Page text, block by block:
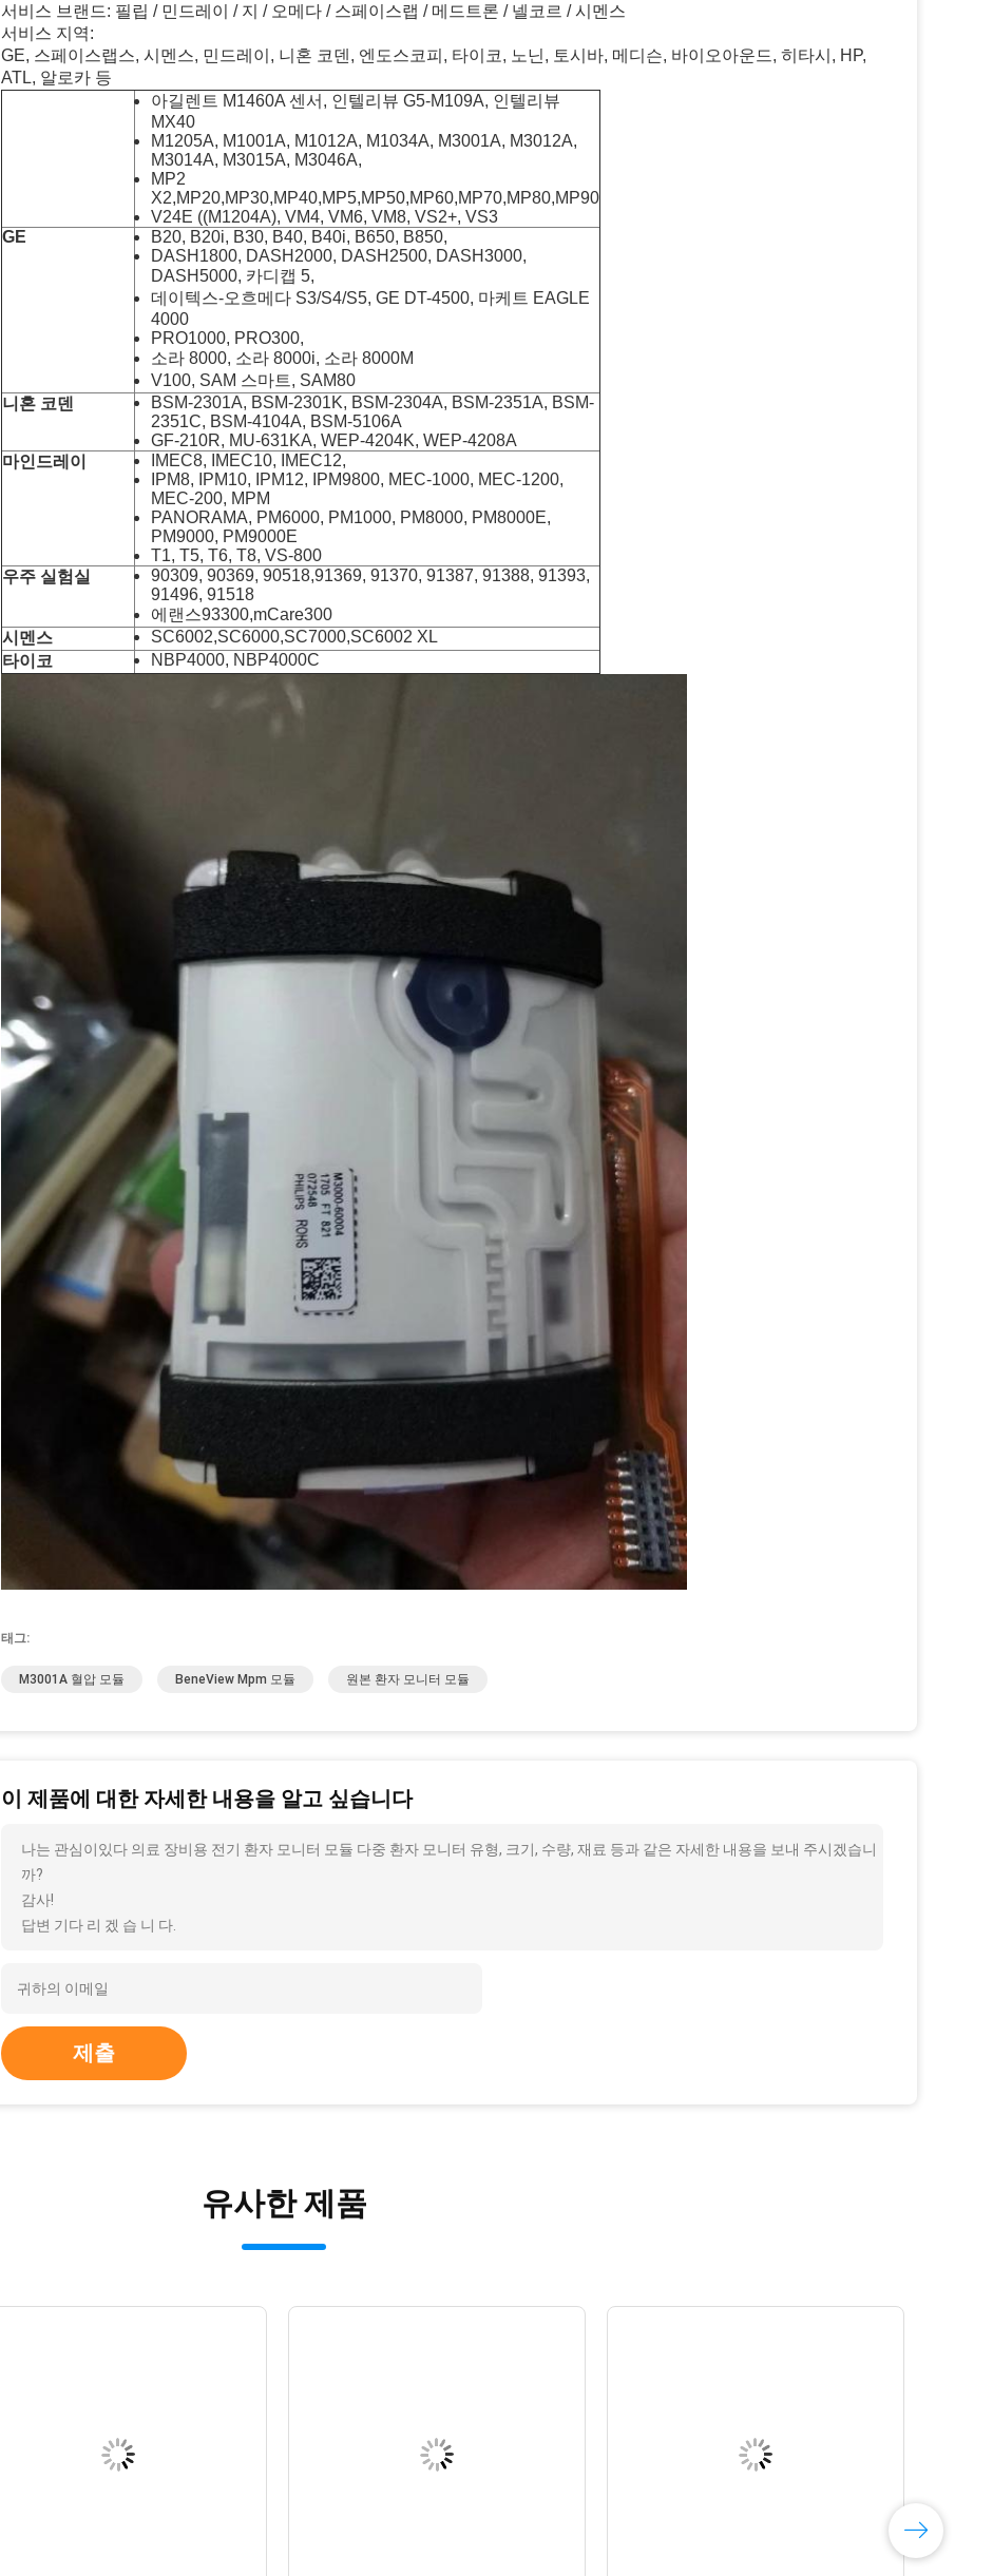
서비스 브랜드: 필립 / 민드레이 / 지 / 오메다 / 스페이스랩 / 메드트론 / 넬코르 / 시멘스
서비스 지역:
GE, 스페이스랩스, 시멘스, 민드레이, 니혼 코덴, 엔도스코피, 타이코, 노닌, 토시바, 메디슨, 바이오아운드, 히타시, HP,
ATL, 알로카 등
아길렌트 M1460A 센서, 인텔리뷰 G5-M109A, 인텔리뷰
MX40
M1205A, M1001A, M1012A, M1034A, M3001A, M3012A,
M3014A, M3015A, M3046A,
MP2
X2,MP20,MP30,MP40,MP5,MP50,MP60,MP70,MP80,MP90
V24E ((M1204A), VM4, VM6, VM8, VS2+, VS3
GE
B20, B20i, B30, B40, B40i, B650, B850,
DASH1800, DASH2000, DASH2500, DASH3000,
DASH5000, 카디캡 5,
데이텍스-오흐메다 S3/S4/S5, GE DT-4500, 마케트 EAGLE
4000
PRO1000, PRO300,
소라 8000, 소라 8000i, 소라 8000M
V100, SAM 스마트, SAM80
니혼 코덴
BSM-2301A, BSM-2301K, BSM-2304A, BSM-2351A, BSM-
2351C, BSM-4104A, BSM-5106A
GF-210R, MU-631KA, WEP-4204K, WEP-4208A
마인드레이
IMEC8, IMEC10, IMEC12,
IPM8, IPM10, IPM12, IPM9800, MEC-1000, MEC-1200,
MEC-200, MPM
PANORAMA, PM6000, PM1000, PM8000, PM8000E,
PM9000, PM9000E
T1, T5, T6, T8, VS-800
우주 실험실
90309, 90369, 90518,91369, 91370, 91387, 91388, 91393,
91496, 91518
에랜스93300,mCare300
시멘스
SC6002,SC6000,SC7000,SC6002 XL
타이코
NBP4000, NBP4000C
태그:
M3001A 혈압 모듈 BeneView Mpm 모듈 원본 환자 모니터 모듈
이 제품에 대한 자세한 내용을 알고 싶습니다
나는 관심이있다 의료 장비용 전기 환자 모니터 모듈 다중 환자 모니터 유형, 크기, 수량, 재료 등과 같은 자세한 내용을 보내 주시겠습니
까?
감사!
답변 기다 리 겠 습 니 다.
제출
유사한 제품